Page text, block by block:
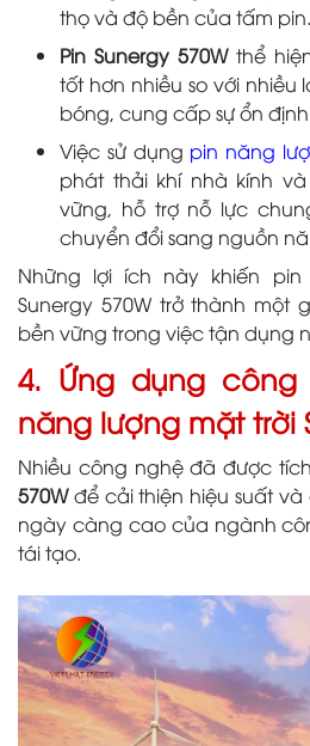
thọ và độ bền của tấm pin.
Pin Sunergy 570Wthể
tốt hơn nhiều so với nhiều
bóng, cung cấp sự ổn
Việc sử dụng pin năng
phát thải khí nhà kính
vững, hỗ trợ nỗ lực
chuyển đổi sang nguồn
Những lợi ích này khiến
Sunergy 570W trở thành một
bền vững trong việc tận dụng
4. Ứng dụng
năng lượng mặt trời
Nhiều công nghệ đã được
570Wđể cải thiện hiệu suất
ngày càng cao của ngành
tái tạo.